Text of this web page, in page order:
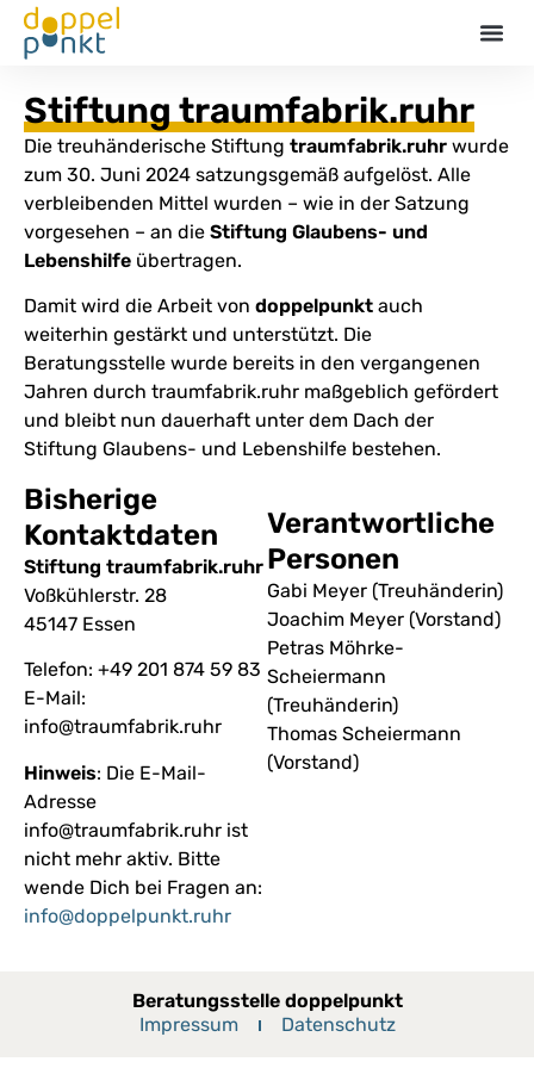
Stiftung traumfabrik.ruhr
Die treuhänderische Stiftung traumfabrik.ruhr wurde
zum 30. Juni 2024 satzungsgemäß aufgelöst. Alle
verbleibenden Mittel wurden – wie in der Satzung
vorgesehen – an die Stiftung Glaubens- und
Lebenshilfe übertragen.
Damit wird die Arbeit von doppelpunkt auch
weiterhin gestärkt und unterstützt. Die
Beratungsstelle wurde bereits in den vergangenen
Jahren durch traumfabrik.ruhr maßgeblich gefördert
und bleibt nun dauerhaft unter dem Dach der
Stiftung Glaubens- und Lebenshilfe bestehen.
Bisherige
Kontaktdaten
Stiftung traumfabrik.ruhr
Voßkühlerstr. 28
45147 Essen
Telefon: +49 201 874 59 83
E-Mail:
info@traumfabrik.ruhr
Hinweis: Die E-Mail-
Adresse
info@traumfabrik.ruhr ist
nicht mehr aktiv. Bitte
wende Dich bei Fragen an:
info@doppelpunkt.ruhr
Verantwortliche
Personen
Gabi Meyer (Treuhänderin)
Joachim Meyer (Vorstand)
Petras Möhrke-
Scheiermann
(Treuhänderin)
Thomas Scheiermann
(Vorstand)
Beratungsstelle doppelpunkt
Impressum
Datenschutz